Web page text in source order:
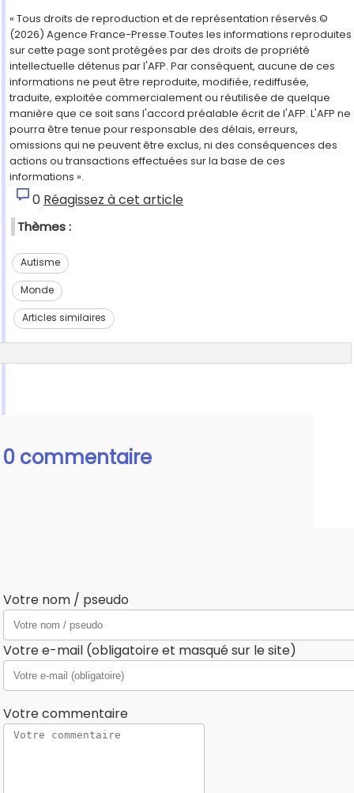
« Tous droits de reproduction et de représentation réservés.©
(2026) Agence France-Presse.Toutes les informations reproduites
sur cette page sont protégées par des droits de propriété
intellectuelle détenus par l'AFP. Par conséquent, aucune de ces
informations ne peut être reproduite, modifiée, rediffusée,
traduite, exploitée commercialement ou réutilisée de quelque
manière que ce soit sans l'accord préalable écrit de l'AFP. L'AFP ne
pourra être tenue pour responsable des délais, erreurs,
omissions qui ne peuvent être exclus, ni des conséquences des
actions ou transactions effectuées sur la base de ces
informations ».
0 Réagissez à cet article
Thèmes :
Autisme
Monde
Articles similaires
0 commentaire
Votre nom / pseudo
Votre e-mail (obligatoire et masqué sur le site)
Votre commentaire